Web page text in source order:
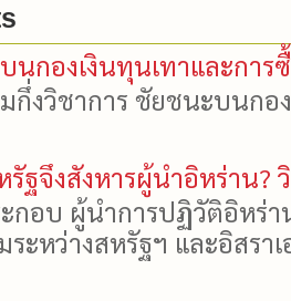
นกองเงินทุนเทาและการ
กึ่งวิชาการ ชัยชนะบนกอ
ฐจึงสังหารผู้นำอิหร่าน?
กอบ ผู้นำการปฏิวัติอิหร่า
ะหว่างสหรัฐฯ และอิสรา